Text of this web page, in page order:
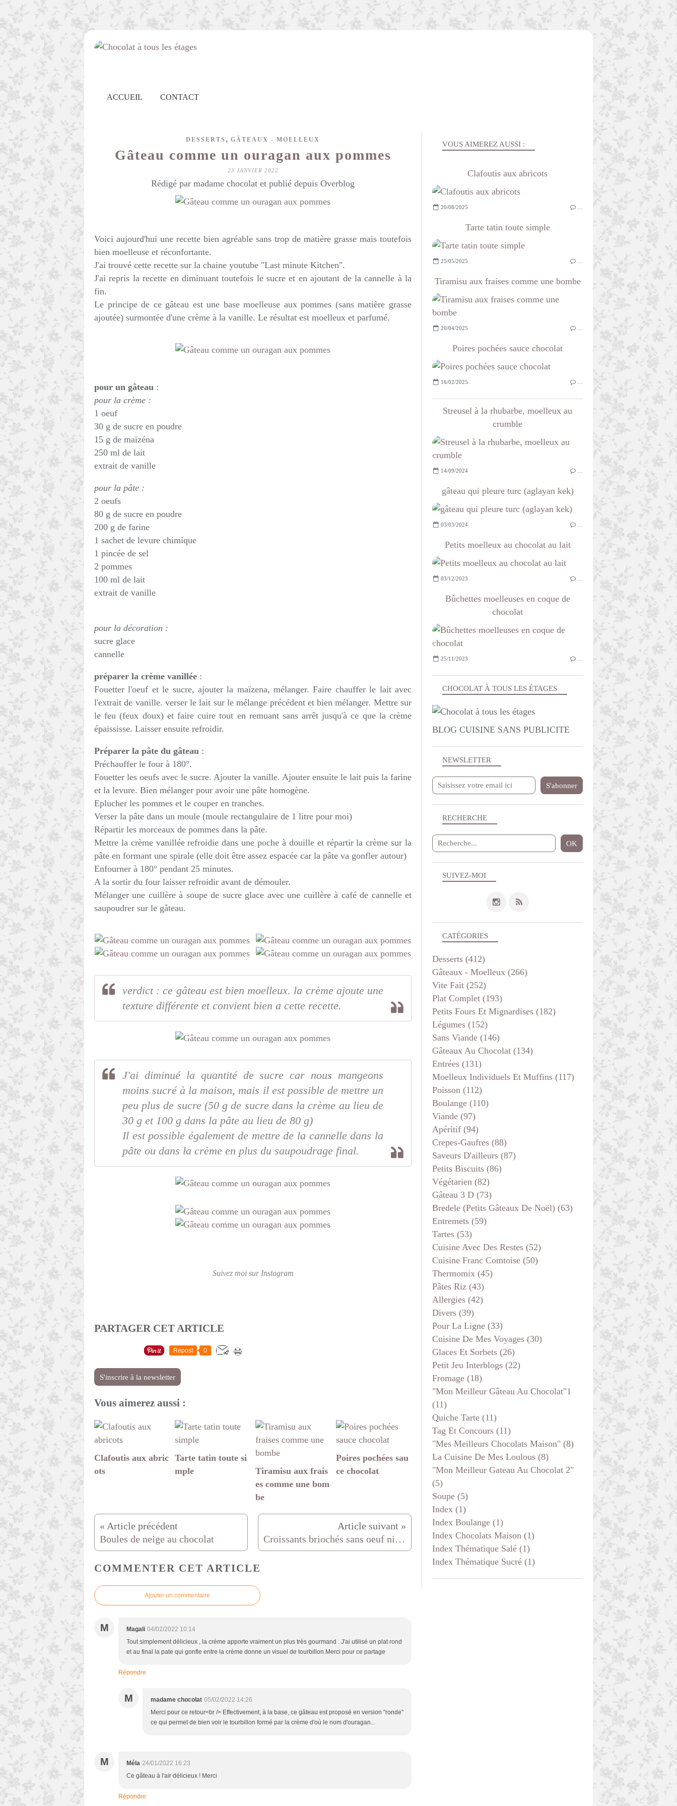
ACCUEIL CONTACT
DESSERTS , GÂTEAUX - MOELLEUX
Gâteau comme un ouragan aux pommes
23 JANVIER 2022
Rédigé par madame chocolat et publié depuis Overblog
Voici aujourd'hui une recette bien agréable sans trop de matière grasse mais toutefois
bien moelleuse et réconfortante.
J'ai trouvé cette recette sur la chaine youtube "Last minute Kitchen".
J'ai repris la recette en diminuant toutefois le sucre et en ajoutant de la cannelle à la
fin.
Le principe de ce gâteau est une base moelleuse aux pommes (sans matière grasse
ajoutée) surmontée d'une crème à la vanille. Le résultat est moelleux et parfumé.
pour un gâteau :
pour la crème :
1 oeuf
30 g de sucre en poudre
15 g de maïzéna
250 ml de lait
extrait de vanille
pour la pâte :
2 oeufs
80 g de sucre en poudre
200 g de farine
1 sachet de levure chimique
1 pincée de sel
2 pommes
100 ml de lait
extrait de vanille
pour la décoration :
sucre glace
cannelle
préparer la crème vanillée :
Fouetter l'oeuf et le sucre, ajouter la maïzena, mélanger. Faire chauffer le lait avec
l'extrait de vanille. verser le lait sur le mélange précédent et bien mélanger. Mettre sur
le feu (feux doux) et faire cuire tout en remuant sans arrêt jusqu'à ce que la crème
épaississe. Laisser ensuite refroidir.
Préparer la pâte du gâteau :
Préchauffer le four à 180°.
Fouetter les oeufs avec le sucre. Ajouter la vanille. Ajouter ensuite le lait puis la farine
et la levure. Bien mélanger pour avoir une pâte homogène.
Eplucher les pommes et le couper en tranches.
Verser la pâte dans un moule (moule rectangulaire de 1 litre pour moi)
Répartir les morceaux de pommes dans la pâte.
Mettre la crème vanillée refroidie dans une poche à douille et répartir la crème sur la
pâte en formant une spirale (elle doit être assez espacée car la pâte va gonfler autour)
Enfourner à 180° pendant 25 minutes.
A la sortir du four laisser refroidir avant de démouler.
Mélanger une cuillère à soupe de sucre glace avec une cuillère à café de cannelle et
saupoudrer sur le gâteau.
verdict : ce gâteau est bien moelleux. la crème ajoute une
texture différente et convient bien a cette recette.
J'ai diminué la quantité de sucre car nous mangeons
moins sucré à la maison, mais il est possible de mettre un
peu plus de sucre (50 g de sucre dans la crème au lieu de
30 g et 100 g dans la pâte au lieu de 80 g)
Il est possible également de mettre de la cannelle dans la
pâte ou dans la crème en plus du saupoudrage final.
Suivez moi sur Instagram
PARTAGER CET ARTICLE
Repost 0
S'inscrire à la newsletter
Vous aimerez aussi :
Clafoutis aux abric
ots
Tarte tatin toute si
mple
Tiramisu aux frais
es comme une bom
be
Poires pochées sau
ce chocolat
Boules de neige au chocolat Croissants briochés sans oeuf ni beurre
COMMENTER CET ARTICLE
Ajouter un commentaire
M Magali 04/02/2022 10:14
Tout simplement délicieux , la crème apporte vraiment un plus très gourmand . J'ai utilisé un plat rond
et au final la pate qui gonfle entre la crème donne un visuel de tourbillon.Merci pour ce partage
Répondre
M madame chocolat 05/02/2022 14:26
Merci pour ce retour<br /> Effectivement, à la base, ce gâteau est proposé en version "ronde"
ce qui permet de bien voir le tourbillon formé par la crème d'où le nom d'ouragan...
M Méla 24/01/2022 16:23
Ce gâteau à l'air délicieux ! Merci
Répondre
NEWSLETTER
SUIVEZ-MOI
RECHERCHE
CHOCOLAT À TOUS LES ÉTAGES
BLOG CUISINE SANS PUBLICITE
VOUS AIMEREZ AUSSI :
Clafoutis aux abricots
20/08/2025
Tarte tatin toute simple
25/05/2025
Tiramisu aux fraises comme une bombe
20/04/2025
Poires pochées sauce chocolat
16/02/2025
Streusel à la rhubarbe, moelleux au
crumble
14/09/2024
gâteau qui pleure turc (aglayan kek)
03/03/2024
Petits moelleux au chocolat au lait
03/12/2023
Bûchettes moelleuses en coque de
chocolat
25/11/2023
CATÉGORIES
Desserts (412)
Gâteaux - Moelleux (266)
Vite Fait (252)
Plat Complet (193)
Petits Fours Et Mignardises (182)
Légumes (152)
Sans Viande (146)
Gâteaux Au Chocolat (134)
Entrées (131)
Moelleux Individuels Et Muffins (117)
Poisson (112)
Boulange (110)
Viande (97)
Apéritif (94)
Crepes-Gaufres (88)
Saveurs D'ailleurs (87)
Petits Biscuits (86)
Végétarien (82)
Gâteau 3 D (73)
Bredele (petits Gâteaux De Noël) (63)
Entremets (59)
Tartes (53)
Cuisine Avec Des Restes (52)
Cuisine Franc Comtoise (50)
Thermomix (45)
Pâtes Riz (43)
Allergies (42)
Divers (39)
Pour La Ligne (33)
Cuisine De Mes Voyages (30)
Glaces Et Sorbets (26)
Petit Jeu Interblogs (22)
Fromage (18)
"mon Meilleur Gâteau Au Chocolat"1
(11)
Quiche Tarte (11)
Tag Et Concours (11)
"mes Meilleurs Chocolats Maison" (8)
La Cuisine De Mes Loulous (8)
"mon Meilleur Gateau Au Chocolat 2"
(5)
Soupe (5)
Index (1)
Index Boulange (1)
Index Chocolats Maison (1)
Index Thématique Salé (1)
Index Thématique Sucré (1)